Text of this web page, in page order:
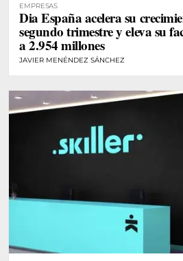
EMPRESAS
Dia España acelera su
segundo trimestre y eleva su
a 2.954 millones
JAVIER MENÉNDEZ SÁNCHEZ